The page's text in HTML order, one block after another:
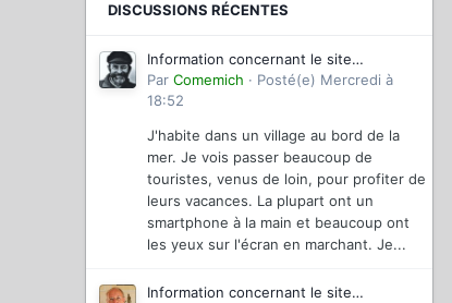
DISCUSSIONS RÉCENTES
Information concernant le site
magazinevideo
Par Comemich · Posté(e) Mercredi à
18:52
J'habite dans un village au bord de la
mer. Je vois passer beaucoup de
touristes, venus de loin, pour profiter de
leurs vacances. La plupart ont un
smartphone à la main et beaucoup ont
les yeux sur l'écran en marchant. Je...
Information concernant le site